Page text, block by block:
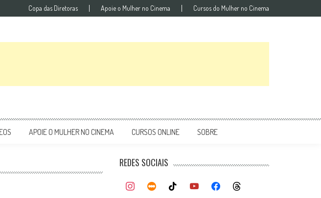
Copa das Diretoras Apoie o Mulher no Cinema Cursos do Mulher no Cinema
APOIE O MULHER NO CINEMA CURSOS ONLINE SOBRE
REDES SOCIAIS